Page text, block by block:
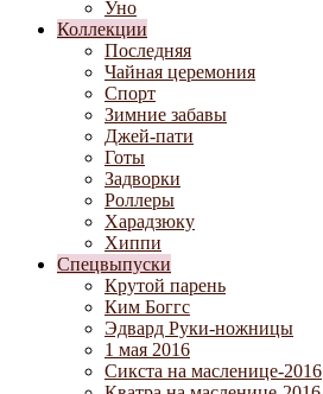
Уно
Коллекции
Последняя
Чайная церемония
Спорт
Зимние забавы
Джей-пати
Готы
Задворки
Роллеры
Харадзюку
Хиппи
Спецвыпуски
Крутой парень
Ким Боггс
Эдвард Руки-ножницы
1 мая 2016
Сикста на масленице-2016